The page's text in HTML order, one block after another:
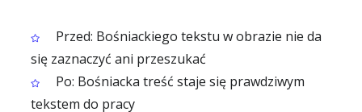
Przed: Bośniackiego tekstu w obrazie nie da
się zaznaczyć ani przeszukać
Po: Bośniacka treść staje się prawdziwym
tekstem do pracy